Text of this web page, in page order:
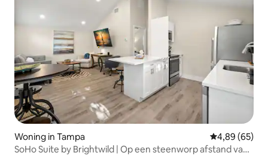
Woning in Tampa Gemiddelde
4,89 (65)
SoHo Suite by Brightwild | Op een steenworp afstand van